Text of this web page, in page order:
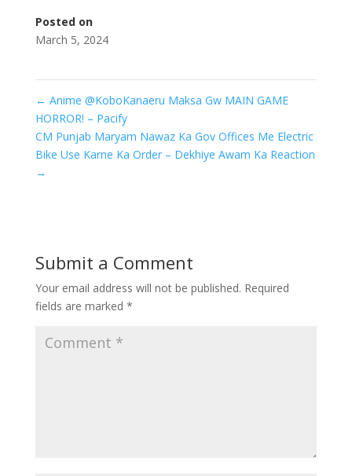
Posted on
March 5, 2024
← Anime @KoboKanaeru Maksa Gw MAIN GAME
HORROR! – Pacify
CM Punjab Maryam Nawaz Ka Gov Offices Me Electric
Bike Use Karne Ka Order – Dekhiye Awam Ka Reaction
→
Submit a Comment
Your email address will not be published. Required
fields are marked *